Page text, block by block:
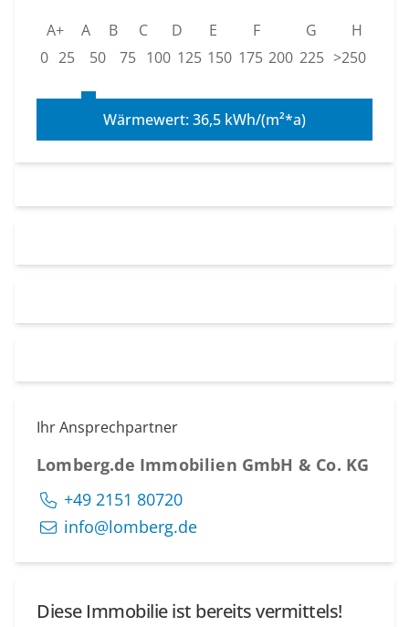
A+ A B C D E F G
H
0 25 50 75 100 125 150 175 200 225 >250
Wärmewert: 36,5 kWh/(m²*a)
Ihr Ansprechpartner
Lomberg.de Immobilien GmbH & Co. KG
+49 2151 80720
info@lomberg.de
Diese Immobilie ist bereits vermittels!